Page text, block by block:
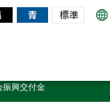
振興交付金